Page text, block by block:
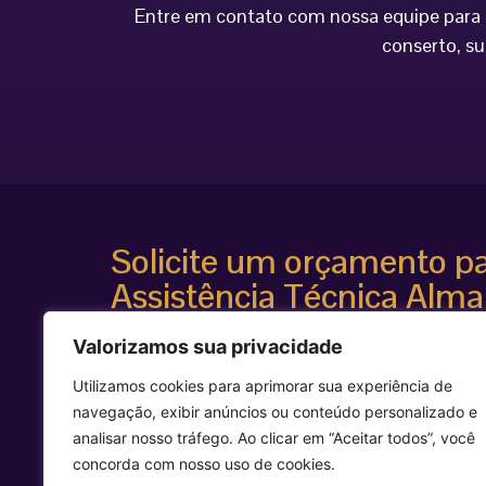
Valorizamos sua privacidade
Utilizamos cookies para aprimorar sua experiência de
navegação, exibir anúncios ou conteúdo personalizado e
analisar nosso tráfego. Ao clicar em “Aceitar todos”, você
concorda com nosso uso de cookies.
Entre em contato com nossa equipe
conserto,
Solicite um orçamento
Assistência Técnica
Diagnóstico técnico avançado
Suporte para equipamentos estéticos de alta
Agilidade e segurança técnica
Entre em contato agora mesmo e solicite uma
equipamento Alma Laser.